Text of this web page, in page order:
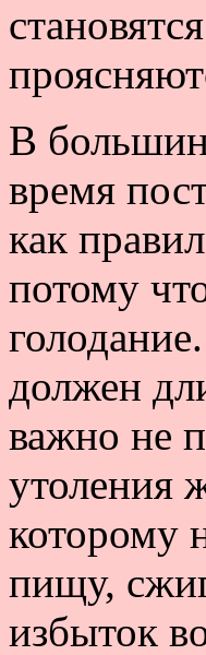
В
время
как
потому
должен
важно не
утоления
которому
пищу,
избыток